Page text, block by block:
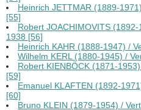
Heinrich JETTMAR (1889-
[55]
Robert JOACHIMOVITS
1938 [56]
Heinrich KAHR (1888-1947) /
Wilhelm KERL (1880-1945) /
Robert KIENBÖCK (1871-
[59]
Emanuel KLAFTEN (1892-
[60]
Bruno KLEIN (1879-1954) /